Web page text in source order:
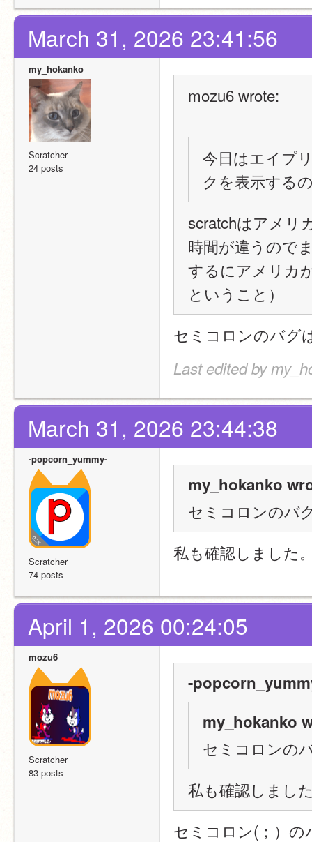
March 31, 2026 23:41:56
my_hokanko
Scratcher
24 posts
mozu6 wrote:
今日はエイプ
クを表示する
scratchはアメリ
時間が違うので
するにアメリカ
ということ）
セミコロンのバグ
Last edited by
March 31, 2026 23:44:38
-popcorn_yummy-
Scratcher
74 posts
my_hokanko
セミコロンのバ
私も確認しました
April 1, 2026 00:24:05
mozu6
Scratcher
83 posts
-
my_hokanko
セミコロンの
私も確認しまし
セミコロン(；）